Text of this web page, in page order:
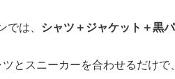
は、 シャツ＋ジャケット＋黒
とスニーカーを合わせるだけ